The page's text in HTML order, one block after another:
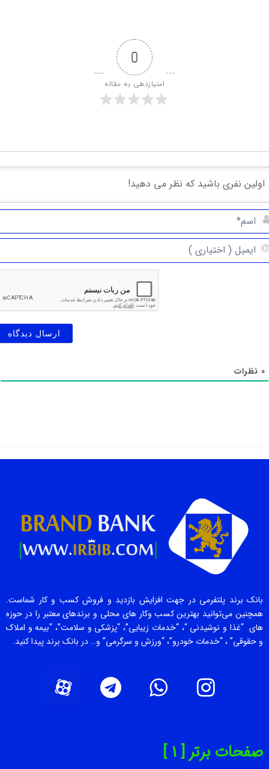
0
امتیازدهی به مقاله
0 نظرات
بانک برند پلتفرمی در جهت افزایش بازدید و فروش کسب و کار شماست.
همچنین می‌توانید بهترین کسب وکار های محلی و برندهای معتبر را در حوزه
های “غذا و نوشیدنی “، “خدمات زیبایی”، “پزشکی و سلامت”، “بیمه و املاک
و حقوقی” ، “خدمات خودرو”، “ورزش و سرگرمی” و… در بانک برند پیدا کنید.
صفحات برتر [ 1 ]